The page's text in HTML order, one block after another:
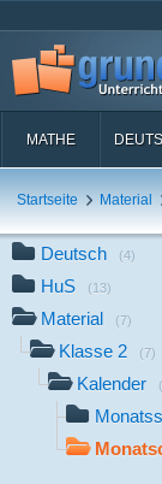
MATHE
Startseite Material
Deutsch (4)
HuS (13)
Material (7)
Klasse 2 (7)
Kalender